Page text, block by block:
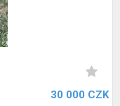
30 000 CZK